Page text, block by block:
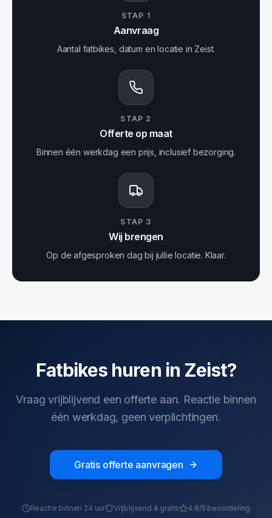
STAP 1
Aanvraag
Aantal fatbikes, datum en locatie in Zeist.
STAP 2
Offerte op maat
Binnen één werkdag een prijs, inclusief bezorging.
STAP 3
Wij brengen
Op de afgesproken dag bij jullie locatie. Klaar.
Fatbikes huren in Zeist?
Vraag vrijblijvend een offerte aan. Reactie binnen
één werkdag, geen verplichtingen.
Gratis offerte aanvragen
Reactie binnen 24 uur Vrijblijvend & gratis 4.8/5 beoordeling